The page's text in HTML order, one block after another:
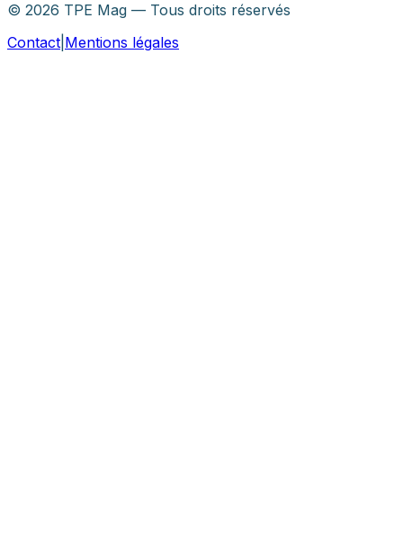
© 2026 TPE Mag — Tous droits réservés
Contact Mentions légales